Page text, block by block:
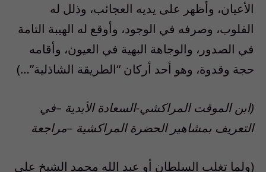
الأعيان، وأظهر على يديه العجائب، وذلل له
القلوب، وصرفه في الوجود، وأوقع له الهيبة التامة
في الصدور، والوجاهة البهية في العيون، وأقامه
حجة وقدوة، وهو أحد أركان “الطريقة الشاذلية”…)
(ابن الموقت المراكشي-السعادة الأبدية –في
التعريف بمشاهير الحضرة المراكشية –مراجعة
(ولما تغلب السلطان أو عبد الله محمد الشيخ على